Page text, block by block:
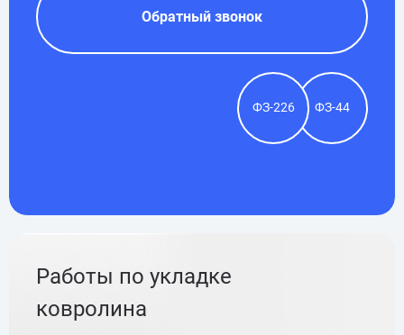
Обратный звонок
ФЗ-226 ФЗ-44
Работы по укладке
ковролина